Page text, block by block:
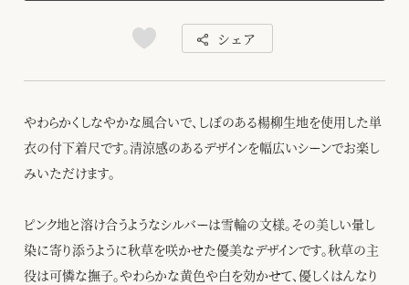
シェア
やわらかくしなやかな風合いで、しぼのある楊柳生地を使用した単
衣の付下着尺です。清涼感のあるデザインを幅広いシーンでお楽し
みいただけます。
ピンク地と溶け合うようなシルバーは雪輪の文様。その美しい暈し
染に寄り添うように秋草を咲かせた優美なデザインです。秋草の主
役は可憐な撫子。やわらかな黄色や白を効かせて、優しくはんなり